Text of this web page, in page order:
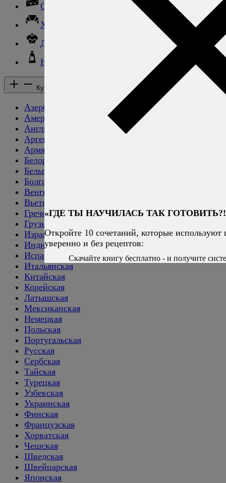
Сыры
Хлеб и выпечка
Десерты и сладкие блюда
Напитки
Кухни народов мира Кухни народов мира
Азербайджанская
Американская
Английская
Аргентинская
Армянская
Белорусская
Бельгийская
Болгарская
Венгерская
Вьетнамская
Греческая
Грузинская
Израильская
Индийская
Испанская
Итальянская
Китайская
Корейская
Латышская
Мексиканская
Немецкая
Польская
Португальская
Русская
Сербская
Тайская
Турецкая
Узбекская
Украинская
Финская
Французская
Хорватская
Чешская
Шведская
Швейцарская
Японская
«ГДЕ ТЫ НАУЧИЛАСЬ ТАК
Откройте 10 сочетаний, которые
уверенно и без рецептов:
Скачайте книгу бесплатно - и получите